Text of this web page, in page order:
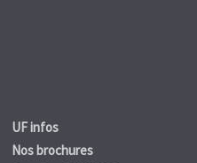
UF infos
Nos brochures